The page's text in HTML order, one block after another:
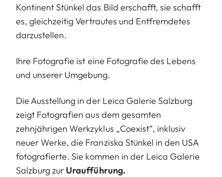
Kontinent Stünkel das Bild erschafft, sie schafft
es, gleichzeitig Vertrautes und Entfremdetes
darzustellen.
Ihre Fotografie ist eine Fotografie des Lebens
und unserer Umgebung.
Die Ausstellung in der Leica Galerie Salzburg
zeigt Fotografien aus dem gesamten
zehnjährigen Werkzyklus „Coexist“, inklusiv
neuer Werke, die Franziska Stünkel in den USA
fotografierte. Sie kommen in der Leica Galerie
Salzburg zur Uraufführung.